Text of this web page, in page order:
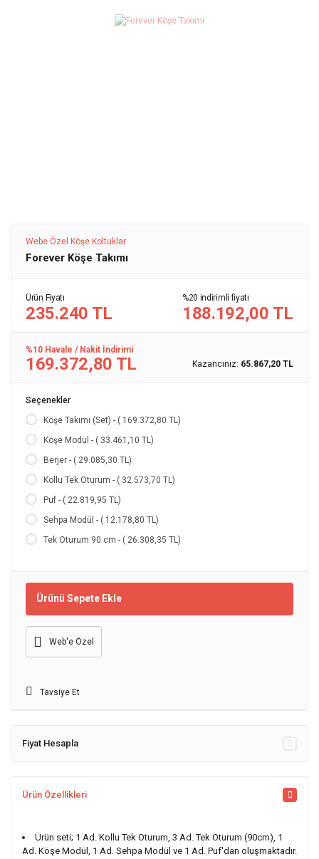
Webe Özel Köşe Koltuklar
Forever Köşe Takımı
Ürün Fiyatı
235.240 TL
%20 indirimli fiyatı
188.192,00 TL
%10 Havale / Nakit İndirimi
169.372,80 TL Kazancınız: 65.867,20 TL
Seçenekler
Köşe Takımı (Set) - ( 169.372,80 TL)
Köşe Modül - ( 33.461,10 TL)
Berjer - ( 29.085,30 TL)
Kollu Tek Oturum - ( 32.573,70 TL)
Puf - ( 22.819,95 TL)
Sehpa Modül - ( 12.178,80 TL)
Tek Oturum 90 cm - ( 26.308,35 TL)
Ürünü Sepete Ekle
Web'e Özel
Tavsiye Et
Fiyat Hesapla
Ürün Özellikleri
Ürün seti; 1 Ad. Kollu Tek Oturum, 3 Ad. Tek Oturum (90cm), 1
Ad. Köşe Modül, 1 Ad. Sehpa Modül ve 1 Ad. Puf'dan oluşmaktadır.